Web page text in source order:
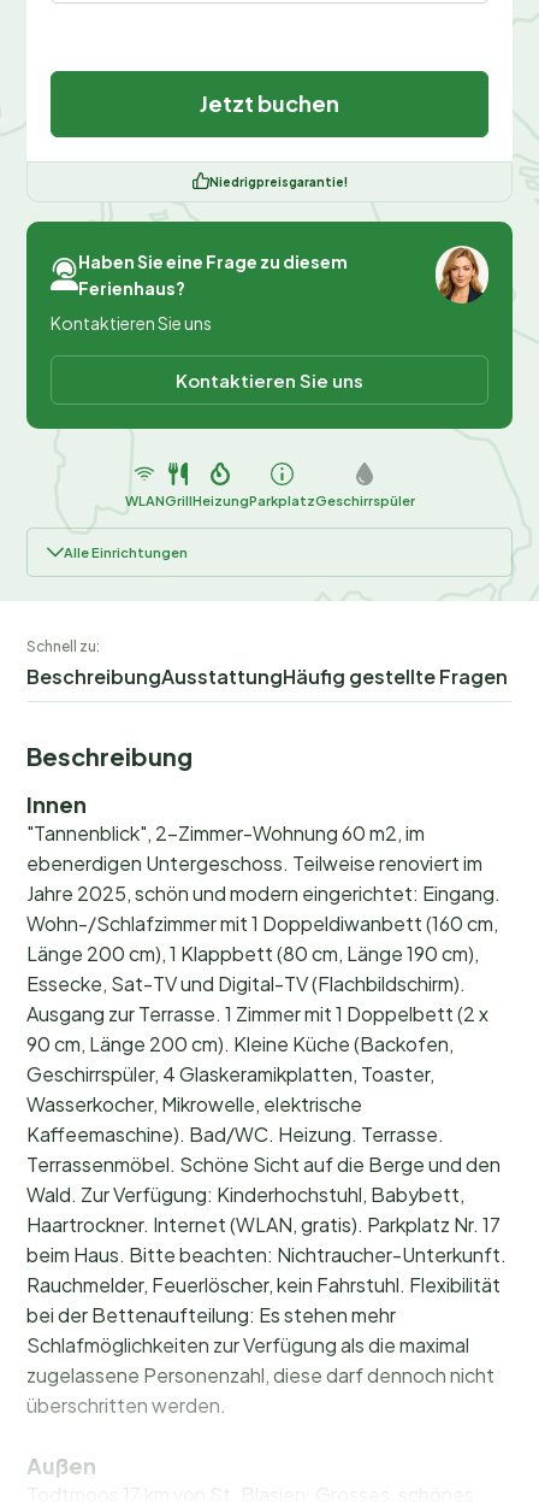
Jetzt buchen
Niedrigpreisgarantie!
Haben Sie eine Frage zu diesem
Ferienhaus?
Kontaktieren Sie uns
Kontaktieren Sie uns
WLANGrillHeizungParkplatzGeschirrspüler
Alle Einrichtungen
Schnell zu:
BeschreibungAusstattungHäufig gestellte Fragen
Beschreibung
Innen
"Tannenblick", 2-Zimmer-Wohnung 60 m2, im
ebenerdigen Untergeschoss. Teilweise renoviert im
Jahre 2025, schön und modern eingerichtet: Eingang.
Wohn-/Schlafzimmer mit 1 Doppeldiwanbett (160 cm,
Länge 200 cm), 1 Klappbett (80 cm, Länge 190 cm),
Essecke, Sat-TV und Digital-TV (Flachbildschirm).
Ausgang zur Terrasse. 1 Zimmer mit 1 Doppelbett (2 x
90 cm, Länge 200 cm). Kleine Küche (Backofen,
Geschirrspüler, 4 Glaskeramikplatten, Toaster,
Wasserkocher, Mikrowelle, elektrische
Kaffeemaschine). Bad/WC. Heizung. Terrasse.
Terrassenmöbel. Schöne Sicht auf die Berge und den
Wald. Zur Verfügung: Kinderhochstuhl, Babybett,
Haartrockner. Internet (WLAN, gratis). Parkplatz Nr. 17
beim Haus. Bitte beachten: Nichtraucher-Unterkunft.
Rauchmelder, Feuerlöscher, kein Fahrstuhl. Flexibilität
bei der Bettenaufteilung: Es stehen mehr
Schlafmöglichkeiten zur Verfügung als die maximal
zugelassene Personenzahl, diese darf dennoch nicht
überschritten werden.
Außen
Todtmoos 17 km von St. Blasien: Grosses, schönes